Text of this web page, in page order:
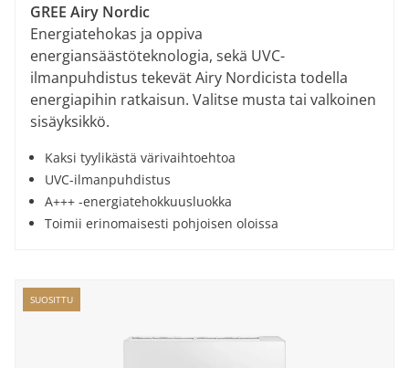
GREE Airy Nordic
Energiatehokas ja oppiva
energiansäästöteknologia, sekä UVC-
ilmanpuhdistus tekevät Airy Nordicista todella
energiapihin ratkaisun. Valitse musta tai valkoinen
sisäyksikkö.
Kaksi tyylikästä värivaihtoehtoa
UVC-ilmanpuhdistus
A+++ -energiatehokkuusluokka
Toimii erinomaisesti pohjoisen oloissa
SUOSITTU